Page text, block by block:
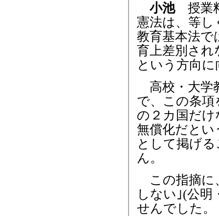
小池授業
憲法は、等し
教育基本法で
育上差別さ
という方向
高校・大学
で、この条
の２カ国だ
無償化だと
として掲げ
ん。
この指摘に
しない｣(公明
せんでした。